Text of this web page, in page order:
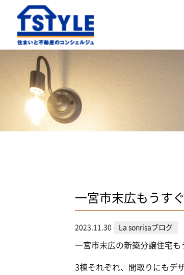
一宮市末広もうす
2023.11.30 La sonrisaブログ
一宮市末広の新築分譲住宅も
3棟それぞれ、間取りにもデ